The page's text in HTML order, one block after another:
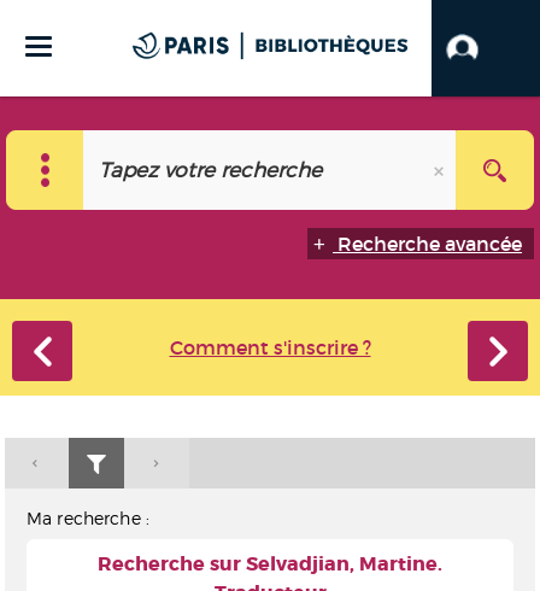
Recherche avancée
Comment s'inscrire ?
Ma recherche :
Recherche sur Selvadjian, Martine.